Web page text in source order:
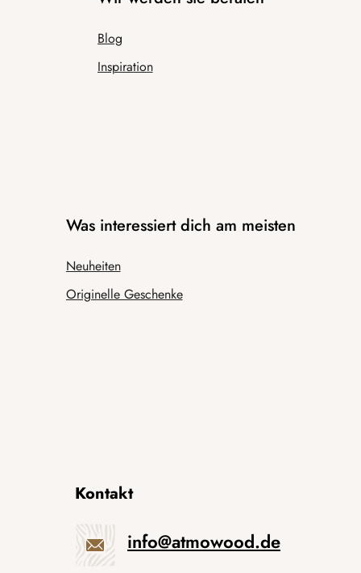
Blog
Inspiration
Was interessiert dich am meisten
Neuheiten
Originelle Geschenke
Kontakt
info@atmowood.de